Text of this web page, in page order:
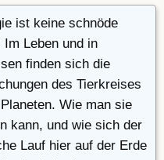
ist keine schnöde
Im Leben und in
finden sich die
des Tierkreises
Wie man sie
kann, und wie sich der
Lauf hier auf der Erde